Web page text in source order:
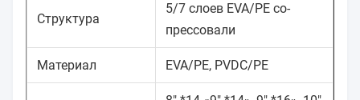
Структура
5/7 слоев EVA/PE со-
прессовали
Материал EVA/PE, PVDC/PE